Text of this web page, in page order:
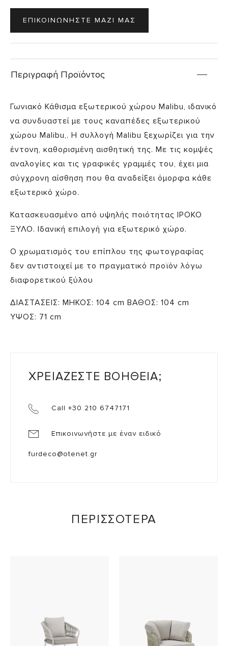
ΕΠΙΚΟΙΝΩΝΗΣΤΕ ΜΑΖΙ ΜΑΣ
Περιγραφή Προϊόντος
Γωνιακό Κάθισμα εξωτερικού χώρου Malibu, ιδανικό
να συνδυαστεί με τους καναπέδες εξωτερικού
χώρου Malibu,. Η συλλογή Malibu ξεχωρίζει για την
έντονη, καθορισμένη αισθητική της. Με τις κομψές
αναλογίες και τις γραφικές γραμμές του, έχει μια
σύγχρονη αίσθηση που θα αναδείξει όμορφα κάθε
εξωτερικό χώρο.
Κατασκευασμένο από υψηλής ποιότητας ΙΡΟΚΟ
ΞΥΛΟ. Ιδανική επιλογή για εξωτερικό χώρο.
Ο χρωματισμός του επίπλου της φωτογραφίας
δεν αντιστοιχεί με το πραγματικό προϊόν λόγω
διαφορετικού ξύλου
ΔΙΑΣΤΑΣΕΙΣ: ΜΗΚΟΣ: 104 cm ΒΑΘΟΣ: 104 cm
ΥΨΟΣ: 71 cm
ΧΡΕΙΑΖΕΣΤΕ ΒΟΗΘΕΙΑ;
Call +30 210 6747171
Επικοινωνήστε με έναν ειδικό
furdeco@otenet.gr
ΠΕΡΙΣΣΟΤΕΡΑ